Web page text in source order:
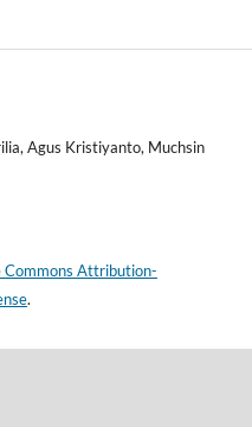
Agus Kristiyanto, Muchsin
Commons Attribution-
.